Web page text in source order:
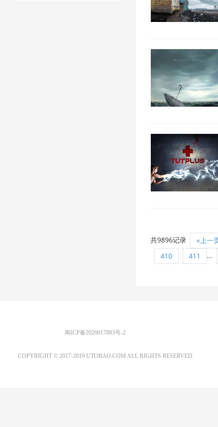
共9896记录
«上一
410
411 ...
闽ICP备2020017883号-2
COPYRIGHT © 2017-2019 UTOBAO.COM ALL RIGHTS RESERVED.